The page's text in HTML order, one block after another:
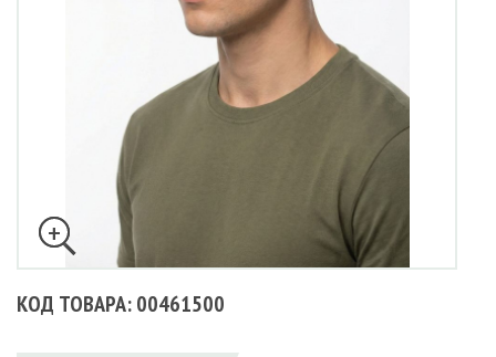
КОД ТОВАРА: 00461500